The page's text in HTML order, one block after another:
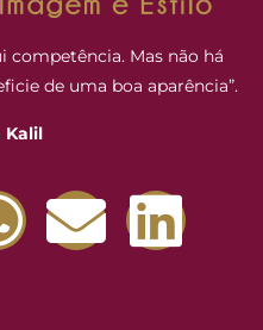
competência. Mas não há
de uma boa aparência”.
Kalil